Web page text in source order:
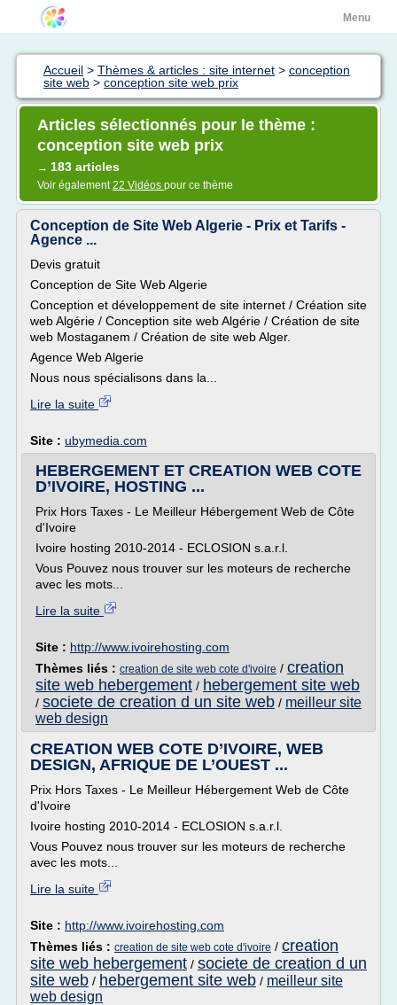
Menu
Accueil > Thèmes & articles : site internet > conception
site web > conception site web prix
Articles sélectionnés pour le thème :
conception site web prix
→ 183 articles
Voir également22 Vidéos pour ce thème
Conception de Site Web Algerie - Prix et Tarifs -
Agence ...
Devis gratuit
Conception de Site Web Algerie
Conception et développement de site internet / Création site
web Algérie / Conception site web Algérie / Création de site
web Mostaganem / Création de site web Alger.
Agence Web Algerie
Nous nous spécialisons dans la...
Lire la suite
Site : ubymedia.com
HEBERGEMENT ET CREATION WEB COTE
D’IVOIRE, HOSTING ...
Prix Hors Taxes - Le Meilleur Hébergement Web de Côte
d'Ivoire
Ivoire hosting 2010-2014 - ECLOSION s.a.r.l.
Vous Pouvez nous trouver sur les moteurs de recherche
avec les mots...
Lire la suite
Site : http://www.ivoirehosting.com
Thèmes liés : creation de site web cote d'ivoire / creation
site web hebergement / hebergement site web
/ societe de creation d un site web / meilleur site
web design
CREATION WEB COTE D’IVOIRE, WEB
DESIGN, AFRIQUE DE L’OUEST ...
Prix Hors Taxes - Le Meilleur Hébergement Web de Côte
d'Ivoire
Ivoire hosting 2010-2014 - ECLOSION s.a.r.l.
Vous Pouvez nous trouver sur les moteurs de recherche
avec les mots...
Lire la suite
Site : http://www.ivoirehosting.com
Thèmes liés : creation de site web cote d'ivoire / creation
site web hebergement / societe de creation d un
site web / hebergement site web / meilleur site
web design